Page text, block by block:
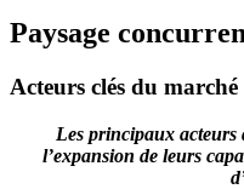
Paysage
Acteurs clés du marché
Les principaux acteurs
l’expansion de leurs